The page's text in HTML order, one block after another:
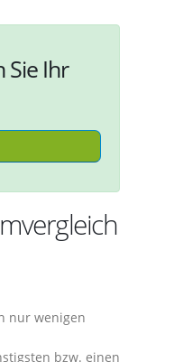
Sie Ihr
nur wenigen
bzw. einen